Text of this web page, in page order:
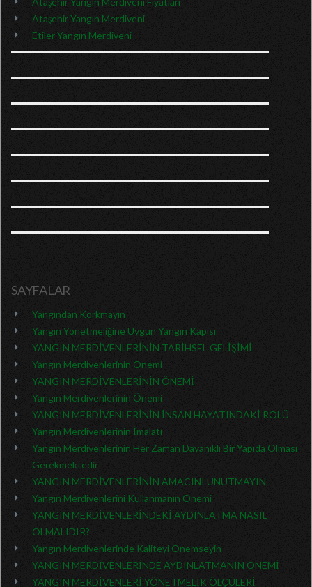
Ataşehir Yangın Merdiveni
Etiler Yangın Merdiveni
SAYFALAR
Yangından Korkmayın
Yangın Yönetmeliğine Uygun Yangın Kapısı
YANGIN MERDİVENLERİNİN TARİHSEL GELİŞİMİ
Yangın Merdivenlerinin Önemi
YANGIN MERDİVENLERİNİN ÖNEMİ
Yangın Merdivenlerinin Önemi
YANGIN MERDİVENLERİNİN İNSAN HAYATINDAKİ ROLÜ
Yangın Merdivenlerinin İmalatı
Yangın Merdivenlerinin Her Zaman Dayanıklı Bir Yapıda Olması
Gerekmektedir
YANGIN MERDİVENLERİNİN AMACINI UNUTMAYIN
Yangın Merdivenlerini Kullanmanın Önemi
YANGIN MERDİVENLERİNDEKİ AYDINLATMA NASIL
OLMALIDIR?
Yangın Merdivenlerinde Kaliteyi Önemseyin
YANGIN MERDİVENLERİNDE AYDINLATMANIN ÖNEMİ
YANGIN MERDİVENLERİ YÖNETMELİK ÖLÇÜLERİ